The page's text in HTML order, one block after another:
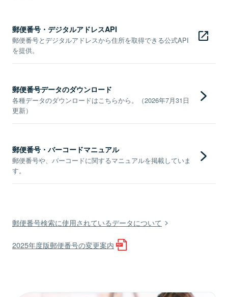
郵便番号・デジタルアドレスAPI
郵便番号とデジタルアドレスから住所を取得できる公式API
を提供。
郵便番号データのダウンロード
各種データのダウンロードはこちらから。（2026年7月31日
更新）
郵便番号・バーコードマニュアル
郵便番号や、バーコードに関するマニュアルを掲載していま
す。
郵便番号検索に使用されているデータについて
2025年度版郵便番号の変更案内